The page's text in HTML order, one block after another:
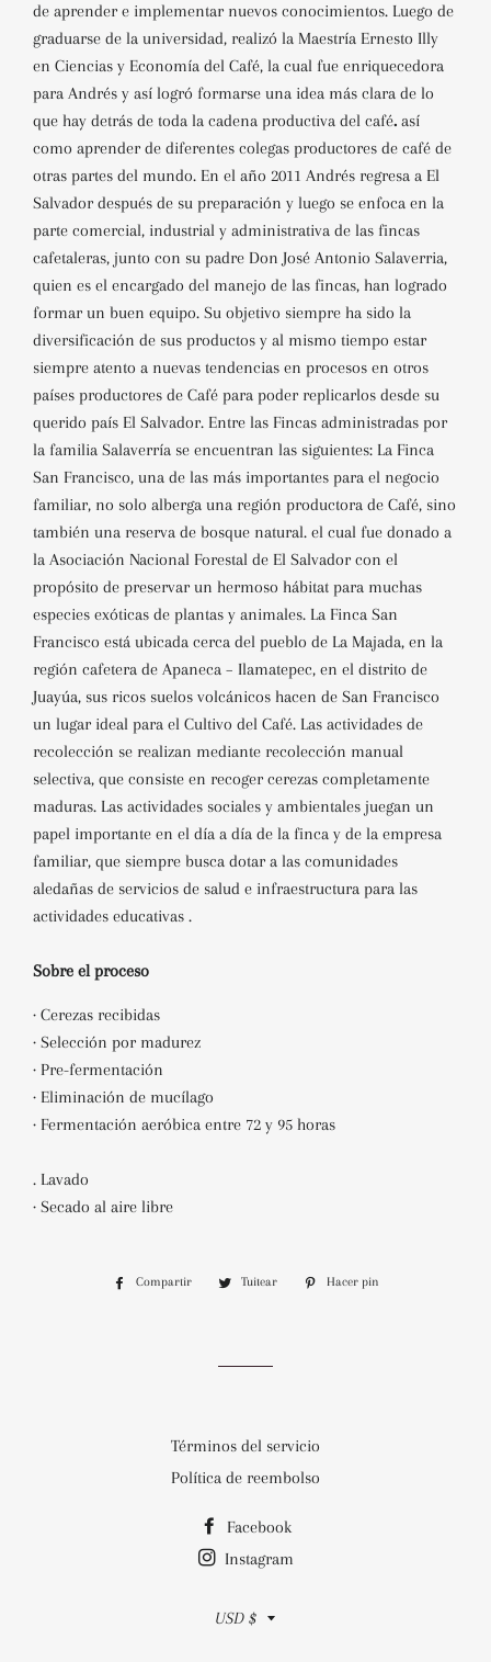
de aprender e implementar nuevos conocimientos. Luego de
graduarse de la universidad, realizó la Maestría Ernesto Illy
en Ciencias y Economía del Café, la cual fue enriquecedora
para Andrés y así logró formarse una idea más clara de lo
que hay detrás de toda la cadena productiva del café. así
como aprender de diferentes colegas productores de café de
otras partes del mundo. En el año 2011 Andrés regresa a El
Salvador después de su preparación y luego se enfoca en la
parte comercial, industrial y administrativa de las fincas
cafetaleras, junto con su padre Don José Antonio Salaverria,
quien es el encargado del manejo de las fincas, han logrado
formar un buen equipo. Su objetivo siempre ha sido la
diversificación de sus productos y al mismo tiempo estar
siempre atento a nuevas tendencias en procesos en otros
países productores de Café para poder replicarlos desde su
querido país El Salvador. Entre las Fincas administradas por
la familia Salaverría se encuentran las siguientes: La Finca
San Francisco, una de las más importantes para el negocio
familiar, no solo alberga una región productora de Café, sino
también una reserva de bosque natural. el cual fue donado a
la Asociación Nacional Forestal de El Salvador con el
propósito de preservar un hermoso hábitat para muchas
especies exóticas de plantas y animales. La Finca San
Francisco está ubicada cerca del pueblo de La Majada, en la
región cafetera de Apaneca – Ilamatepec, en el distrito de
Juayúa, sus ricos suelos volcánicos hacen de San Francisco
un lugar ideal para el Cultivo del Café. Las actividades de
recolección se realizan mediante recolección manual
selectiva, que consiste en recoger cerezas completamente
maduras. Las actividades sociales y ambientales juegan un
papel importante en el día a día de la finca y de la empresa
familiar, que siempre busca dotar a las comunidades
aledañas de servicios de salud e infraestructura para las
actividades educativas .
Sobre el proceso
· Cerezas recibidas
· Selección por madurez
· Pre-fermentación
· Eliminación de mucílago
· Fermentación aeróbica entre 72 y 95 horas
. Lavado
· Secado al aire libre
Compartir
CompartirTuitear
Tuitear
Hacer pin
Términos del servicio
Política de reembolso
Facebook
Instagram
Moneda
USD $